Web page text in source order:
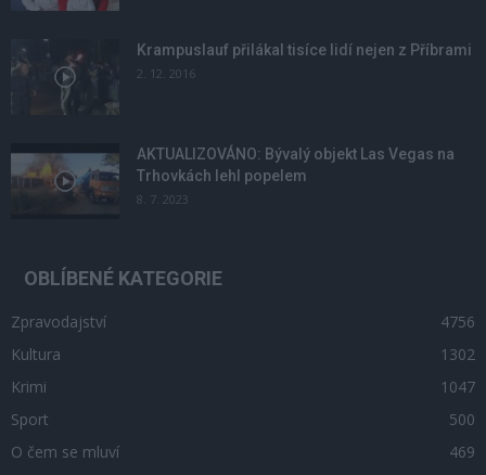
Krampuslauf přilákal tisíce lidí nejen z Příbrami
2. 12. 2016
AKTUALIZOVÁNO: Bývalý objekt Las Vegas na
Trhovkách lehl popelem
8. 7. 2023
OBLÍBENÉ KATEGORIE
Zpravodajství
4756
Kultura
1302
Krimi
1047
Sport
500
O čem se mluví
469